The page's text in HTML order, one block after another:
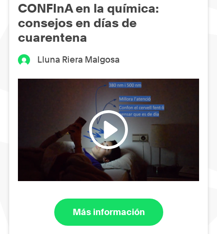
CONFInA en la química:
consejos en días de
cuarentena
Lluna Riera Malgosa
Más información